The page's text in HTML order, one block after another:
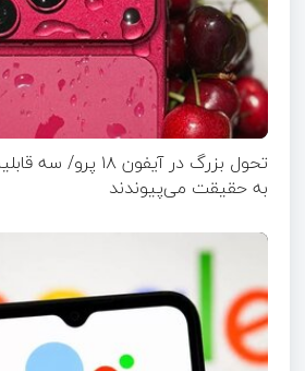
تحول بزرگ در آیفون
به حقیقت می‌پیوندند